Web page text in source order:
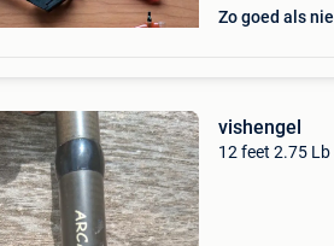
Zo goed als
vishengel
12 feet 2.75 Lb